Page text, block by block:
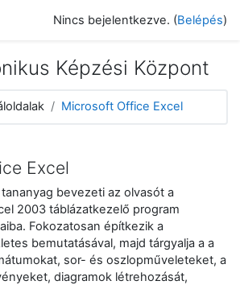
Nincs bejelentkezve. (Belépés)
Képzési Központ
Microsoft Office Excel
Excel
bevezeti az olvasót a
2003 táblázatkezelő program
Fokozatosan építkezik a
bemutatásával, majd tárgyalja a a
sor- és oszlopműveleteket, a
diagramok létrehozását,